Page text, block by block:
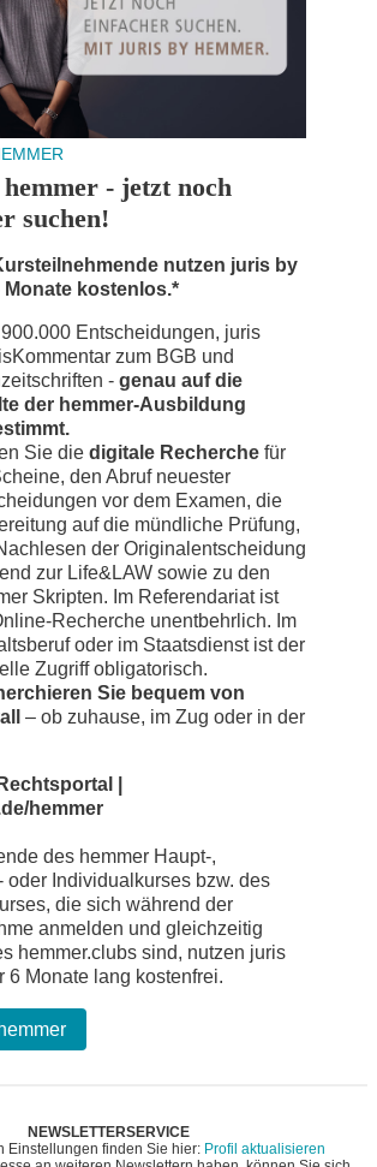
- jetzt noch
suchen!
nutzen juris by
Monate kostenlos.*
Entscheidungen, juris
zum BGB und
- genau auf die
der hemmer-Ausbildung
Sie die digitale Recherche für
den Abruf neuester
vor dem Examen, die
auf die mündliche Prüfung,
der Originalentscheidung
zur Life&LAW sowie zu den
Skripten. Im Referendariat ist
Recherche unentbehrlich. Im
oder im Staatsdienst ist der
Zugriff obligatorisch.
Sie bequem von
– ob zuhause, im Zug oder in der
|
hemmer
des hemmer Haupt-,
oder Individualkurses bzw. des
die sich während der
anmelden und gleichzeitig
hemmer.clubs sind, nutzen juris
6 Monate lang kostenfrei.
NEWSLETTERSERVICE
Einstellungen finden Sie hier: Profil aktualisieren